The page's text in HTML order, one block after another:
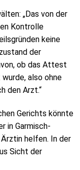
„Das von der
Kontrolle
keine
der
ob das Attest
also ohne
den Arzt.“
Gerichts könnte
in Garmisch-
helfen. In der
Sicht der